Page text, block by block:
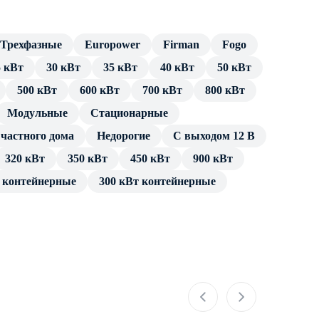
Трехфазные Europower Firman
Fogo
кВт 30 кВт 35 кВт 40 кВт
50 кВт
500 кВт 600 кВт 700 кВт
800 кВт
Модульные
Cтационарные
дома Недорогие
С выходом 12 В
320 кВт 350 кВт 450 кВт
900 кВт
300 кВт контейнерные